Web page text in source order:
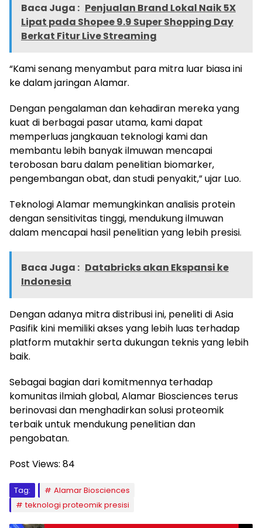
Baca Juga : Penjualan Brand Lokal Naik 5X
Lipat pada Shopee 9.9 Super Shopping Day
Berkat Fitur Live Streaming
“Kami senang menyambut para mitra luar biasa ini
ke dalam jaringan Alamar.
Dengan pengalaman dan kehadiran mereka yang
kuat di berbagai pasar utama, kami dapat
memperluas jangkauan teknologi kami dan
membantu lebih banyak ilmuwan mencapai
terobosan baru dalam penelitian biomarker,
pengembangan obat, dan studi penyakit,” ujar Luo.
Teknologi Alamar memungkinkan analisis protein
dengan sensitivitas tinggi, mendukung ilmuwan
dalam mencapai hasil penelitian yang lebih presisi.
Baca Juga : Databricks akan Ekspansi ke
Indonesia
Dengan adanya mitra distribusi ini, peneliti di Asia
Pasifik kini memiliki akses yang lebih luas terhadap
platform mutakhir serta dukungan teknis yang lebih
baik.
Sebagai bagian dari komitmennya terhadap
komunitas ilmiah global, Alamar Biosciences terus
berinovasi dan menghadirkan solusi proteomik
terbaik untuk mendukung penelitian dan
pengobatan.
Post Views: 84
Tag:
Alamar Biosciences
teknologi proteomik presisi